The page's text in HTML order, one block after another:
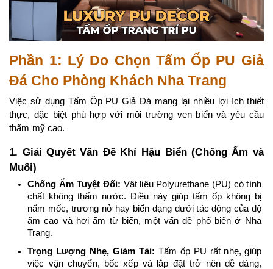
Phần 1: Lý Do Chọn Tấm Ốp PU Giả
Đá Cho Phòng Khách Nha Trang
Việc sử dụng Tấm Ốp PU Giả Đá mang lại nhiều lợi ích thiết
thực, đặc biệt phù hợp với môi trường ven biển và yêu cầu
thẩm mỹ cao.
1. Giải Quyết Vấn Đề Khí Hậu Biển (Chống Ẩm và
Muối)
Chống Ẩm Tuyệt Đối: Vật liệu Polyurethane (PU) có tính
chất không thấm nước. Điều này giúp tấm ốp không bị
nấm mốc, trương nở hay biến dạng dưới tác động của độ
ẩm cao và hơi ẩm từ biển, một vấn đề phổ biến ở Nha
Trang.
Trọng Lượng Nhẹ, Giảm Tải: Tấm ốp PU rất nhẹ, giúp
việc vận chuyển, bốc xếp và lắp đặt trở nên dễ dàng,